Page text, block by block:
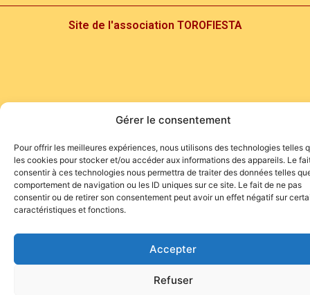
Gérer le consentement
Pour offrir les meilleures expériences, nous utilisons des technologies telles
les cookies pour stocker et/ou accéder aux informations des appareils. Le
consentir à ces technologies nous permettra de traiter des données telles
comportement de navigation ou les ID uniques sur ce site. Le fait de ne pas
consentir ou de retirer son consentement peut avoir un effet négatif sur
caractéristiques et fonctions.
Accepter
Refuser
Site de l'association TOROFIESTA